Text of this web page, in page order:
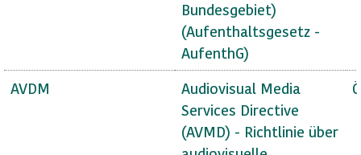
Bundesgebiet)
(Aufenthaltsgesetz -
AufenthG)
AVDM
Audiovisual Media
Services Directive
(AVMD) - Richtlinie über